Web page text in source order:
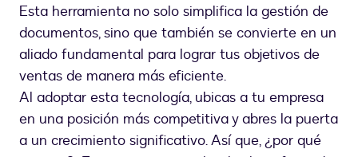
Esta herramienta no solo simplifica la gestión de
documentos, sino que también se convierte en un
aliado fundamental para lograr tus objetivos de
ventas de manera más eficiente.
Al adoptar esta tecnología, ubicas a tu empresa
en una posición más competitiva y abres la puerta
a un crecimiento significativo. Así que, ¿por qué